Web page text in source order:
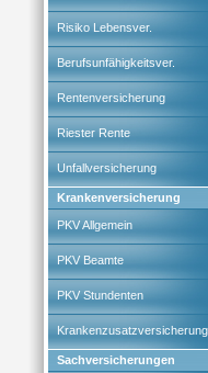
Risiko Lebensver.
Berufsunfähigkeitsver.
Rentenversicherung
Riester Rente
Unfallversicherung
Krankenversicherung
PKV Allgemein
PKV Beamte
PKV Stundenten
Krankenzusatzversicherung
Sachversicherungen